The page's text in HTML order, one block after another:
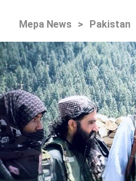
Mepa News > Pakistan